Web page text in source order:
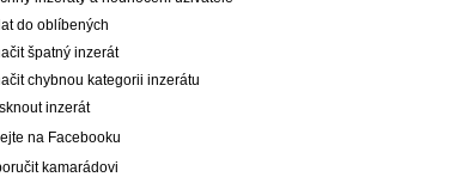
do oblíbených
špatný inzerát
chybnou kategorii inzerátu
inzerát
na Facebooku
kamarádovi